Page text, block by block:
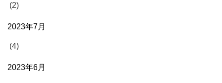
(2)
2023年7月
(4)
2023年6月